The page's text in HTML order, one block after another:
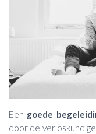
Een goede
door de